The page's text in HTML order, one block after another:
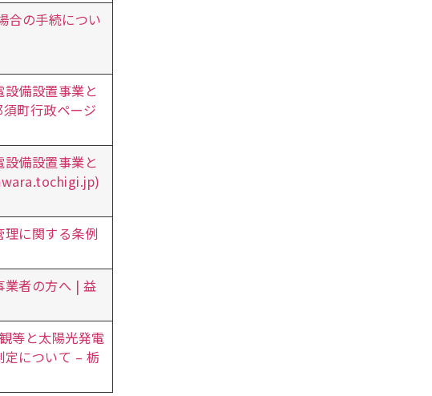
合の手続につい
設備設置事業と
町行政ページ
備設置事業と
理に関する条例
業者の方へ | 益
等と太陽光発電
について – 栃